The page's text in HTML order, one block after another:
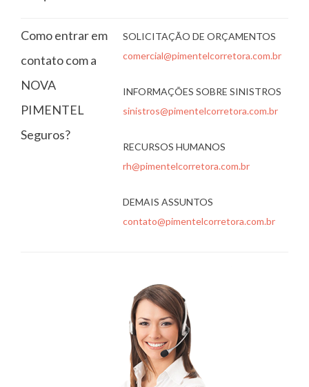
Como entrar em
contato com a
NOVA
PIMENTEL
Seguros?
SOLICITAÇÃO DE ORÇAMENTOS
comercial@pimentelcorretora.com.br
INFORMAÇÕES SOBRE SINISTROS
sinistros@pimentelcorretora.com.br
RECURSOS HUMANOS
rh@pimentelcorretora.com.br
DEMAIS ASSUNTOS
contato@pimentelcorretora.com.br